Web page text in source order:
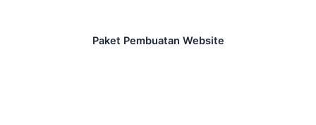
Paket Pembuatan Website